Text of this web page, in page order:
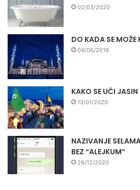
02/03/2020
DO KADA SE
04/06/2019
KAKO SE UČI
13/01/2020
NAZIVANJE
BEZ “ALEJKUM”
26/12/2020